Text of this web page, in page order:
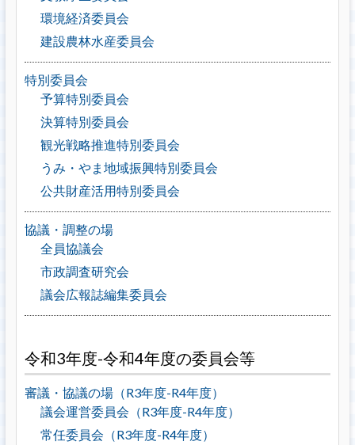
環境経済委員会
建設農林水産委員会
特別委員会
予算特別委員会
決算特別委員会
観光戦略推進特別委員会
うみ・やま地域振興特別委員会
公共財産活用特別委員会
協議・調整の場
全員協議会
市政調査研究会
議会広報誌編集委員会
令和3年度-令和4年度の委員会等
審議・協議の場（R3年度-R4年度）
議会運営委員会（R3年度-R4年度）
常任委員会（R3年度-R4年度）